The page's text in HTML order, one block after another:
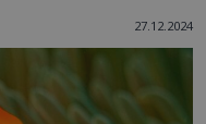
27.12.2024